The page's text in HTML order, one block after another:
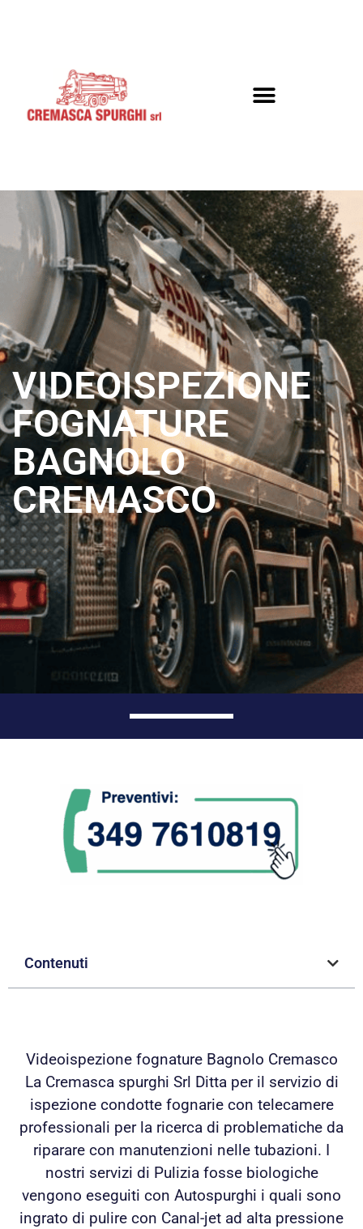
VIDEOISPEZIONE
FOGNATURE
BAGNOLO
CREMASCO
Contenuti
Videoispezione fognature Bagnolo Cremasco
La Cremasca spurghi Srl Ditta per il servizio di
ispezione condotte fognarie con telecamere
professionali per la ricerca di problematiche da
riparare con manutenzioni nelle tubazioni. I
nostri servizi di Pulizia fosse biologiche
vengono eseguiti con Autospurghi i quali sono
ingrato di pulire con Canal-jet ad alta pressione